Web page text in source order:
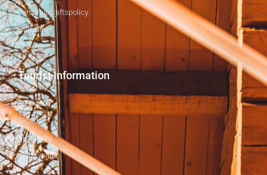
personuppgiftspolicy
Hållbarhet
Tourist information
Billingen
Skövde
Skaraborg
Västsverige